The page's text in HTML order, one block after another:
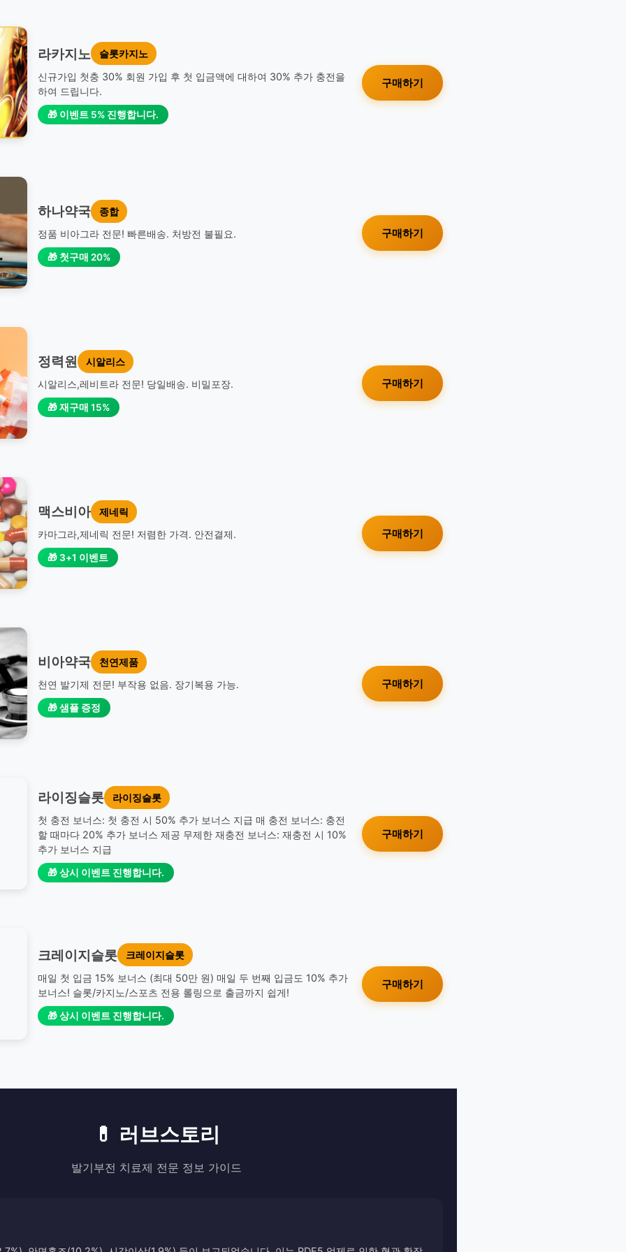
라카지노
슬롯카지노
신규가입 첫충 30% 회원 가입 후 첫 입금액에 대하여 30% 추가 충전을
하여 드립니다.
🎁 이벤트 5% 진행합니다.
구매하기
하나약국
종합
정품 비아그라 전문! 빠른배송. 처방전 불필요.
🎁 첫구매 20%
구매하기
정력원
시알리스
시알리스,레비트라 전문! 당일배송. 비밀포장.
🎁 재구매 15%
구매하기
맥스비아
제네릭
카마그라,제네릭 전문! 저렴한 가격. 안전결제.
🎁 3+1 이벤트
구매하기
비아약국
천연제품
천연 발기제 전문! 부작용 없음. 장기복용 가능.
🎁 샘플 증정
구매하기
라이징슬롯
라이징슬롯
첫 충전 보너스: 첫 충전 시 50% 추가 보너스 지급 매 충전 보너스: 충전
할 때마다 20% 추가 보너스 제공 무제한 재충전 보너스: 재충전 시 10%
추가 보너스 지급
🎁 상시 이벤트 진행합니다.
구매하기
크레이지슬롯
크레이지슬롯
매일 첫 입금 15% 보너스 (최대 50만 원) 매일 두 번째 입금도 10% 추가
보너스! 슬롯/카지노/스포츠 전용 롤링으로 출금까지 쉽게!
🎁 상시 이벤트 진행합니다.
구매하기
💊 러브스토리
발기부전 치료제 전문 정보 가이드